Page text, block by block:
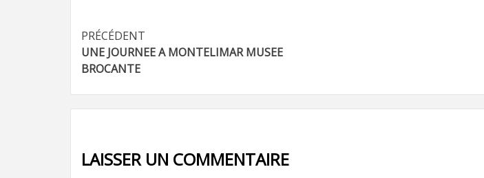
Navigation
d’article
PRÉCÉDENT
UNE JOURNEE A MONTELIMAR MUSEE
BROCANTE
LAISSER UN COMMENTAIRE